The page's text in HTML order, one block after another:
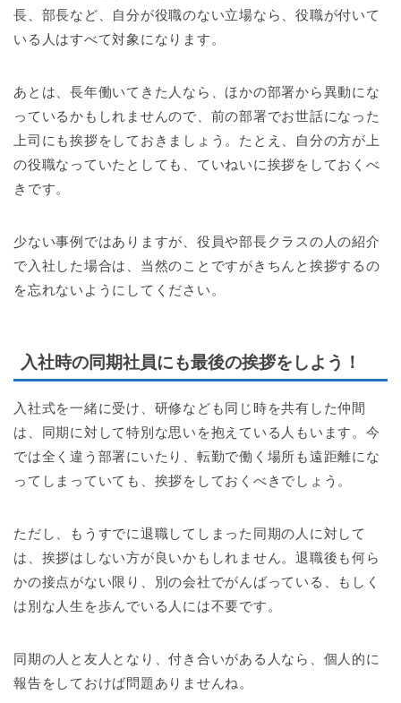
長、部長など、自分が役職のない立場なら、役職が付いて
いる人はすべて対象になります。
あとは、長年働いてきた人なら、ほかの部署から異動にな
っているかもしれませんので、前の部署でお世話になった
上司にも挨拶をしておきましょう。たとえ、自分の方が上
の役職なっていたとしても、ていねいに挨拶をしておくべ
きです。
少ない事例ではありますが、役員や部長クラスの人の紹介
で入社した場合は、当然のことですがきちんと挨拶するの
を忘れないようにしてください。
入社時の同期社員にも最後の挨拶をしよう！
入社式を一緒に受け、研修なども同じ時を共有した仲間
は、同期に対して特別な思いを抱えている人もいます。今
では全く違う部署にいたり、転勤で働く場所も遠距離にな
ってしまっていても、挨拶をしておくべきでしょう。
ただし、もうすでに退職してしまった同期の人に対して
は、挨拶はしない方が良いかもしれません。退職後も何ら
かの接点がない限り、別の会社でがんばっている、もしく
は別な人生を歩んでいる人には不要です。
同期の人と友人となり、付き合いがある人なら、個人的に
報告をしておけば問題ありませんね。